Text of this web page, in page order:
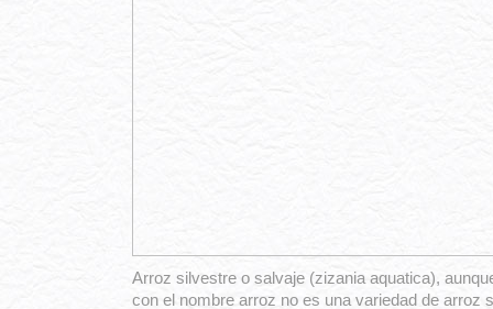
Arroz silvestre o salvaje (zizania aquatica),
con el nombre arroz no es una variedad de arroz